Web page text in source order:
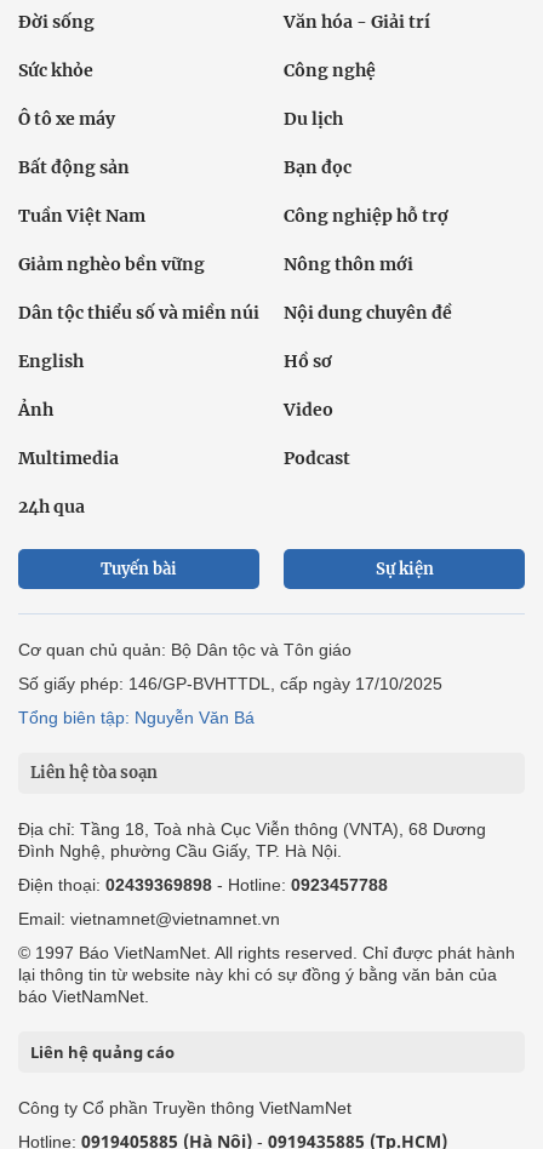
Đời sống Văn hóa - Giải trí
Sức khỏe Công nghệ
Ô tô xe máy Du lịch
Bất động sản Bạn đọc
Tuần Việt Nam Công nghiệp hỗ trợ
Giảm nghèo bền vững Nông thôn mới
Dân tộc thiểu số và miền núi Nội dung chuyên đề
English Hồ sơ
Ảnh Video
Multimedia Podcast
24h qua
Tuyến bài Sự kiện
Cơ quan chủ quản: Bộ Dân tộc và Tôn giáo
Số giấy phép: 146/GP-BVHTTDL, cấp ngày 17/10/2025
Tổng biên tập: Nguyễn Văn Bá
Liên hệ tòa soạn
Địa chỉ: Tầng 18, Toà nhà Cục Viễn thông (VNTA), 68 Dương
Đình Nghệ, phường Cầu Giấy, TP. Hà Nội.
Điện thoại: 02439369898 - Hotline: 0923457788
Email: vietnamnet@vietnamnet.vn
© 1997 Báo VietNamNet. All rights reserved. Chỉ được phát hành
lại thông tin từ website này khi có sự đồng ý bằng văn bản của
báo VietNamNet.
Liên hệ quảng cáo
Công ty Cổ phần Truyền thông VietNamNet
Hotline: 0919405885 (Hà Nội) - 0919435885 (Tp.HCM)